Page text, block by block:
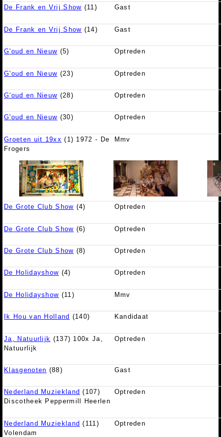
De Frank en Vrij Show (11) Gast
De Frank en Vrij Show (14) Gast
G'oud en Nieuw (5) Optreden
G'oud en Nieuw (23) Optreden
G'oud en Nieuw (28) Optreden
G'oud en Nieuw (30) Optreden
Groeten uit 19xx (1) 1972 - De
Frogers
Mmv
De Grote Club Show (4) Optreden
De Grote Club Show (6) Optreden
De Grote Club Show (8) Optreden
De Holidayshow (4) Optreden
De Holidayshow (11) Mmv
Ik Hou van Holland (140) Kandidaat
Ja, Natuurlijk (137) 100x Ja,
Natuurlijk
Optreden
Klasgenoten (88) Gast
Nederland Muziekland (107)
Discotheek Peppermill Heerlen
Optreden
Nederland Muziekland (111)
Volendam
Optreden